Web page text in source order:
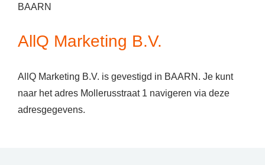
BAARN
AllQ Marketing B.V.
AllQ Marketing B.V. is gevestigd in BAARN. Je kunt
naar het adres Mollerusstraat 1 navigeren via deze
adresgegevens.